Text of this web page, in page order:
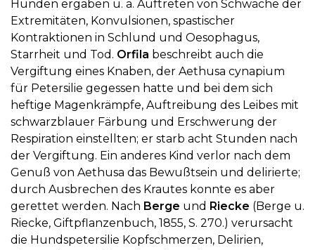
Hunden ergaben u. a. Auftreten von Schwäche der
Extremitäten, Konvulsionen, spastischer
Kontraktionen in Schlund und Oesophagus,
Starrheit und Tod. Orfila beschreibt auch die
Vergiftung eines Knaben, der Aethusa cynapium
für Petersilie gegessen hatte und bei dem sich
heftige Magenkrämpfe, Auftreibung des Leibes mit
schwarzblauer Färbung und Erschwerung der
Respiration einstellten; er starb acht Stunden nach
der Vergiftung. Ein anderes Kind verlor nach dem
Genuß von Aethusa das Bewußtsein und delirierte;
durch Ausbrechen des Krautes konnte es aber
gerettet werden. Nach Berge und Riecke (Berge u.
Riecke, Giftpflanzenbuch, 1855, S. 270.) verursacht
die Hundspetersilie Kopfschmerzen, Delirien,